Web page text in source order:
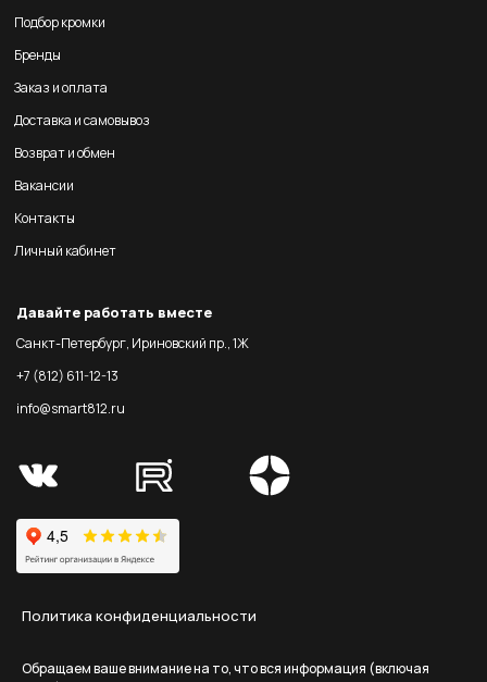
Подбор кромки
Бренды
Заказ и оплата
Доставка и самовывоз
Возврат и обмен
Вакансии
Контакты
Личный кабинет
Давайте работать вместе
Санкт-Петербург, Ириновский пр., 1Ж
+7 (812) 611-12-13
info@smart812.ru
Политика конфиденциальности
Обращаем ваше внимание на то, что вся информация (включая